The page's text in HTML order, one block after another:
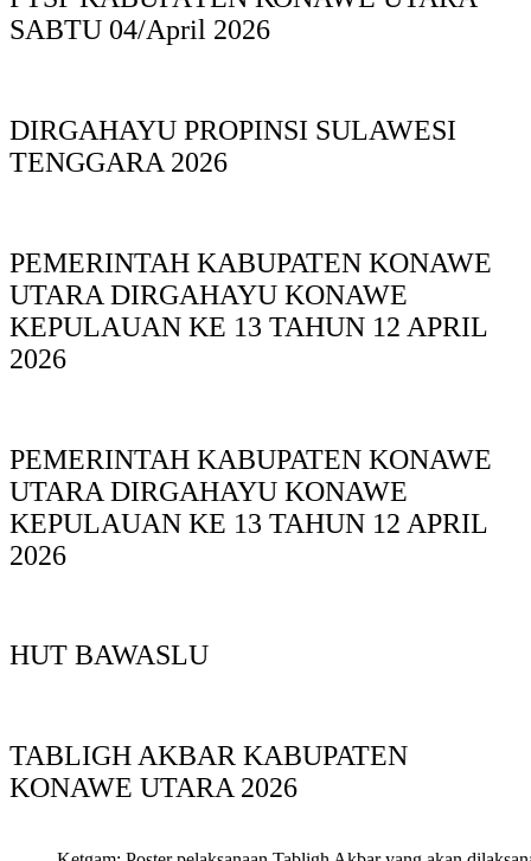
SABTU 04/April 2026
DIRGAHAYU PROPINSI SULAWESI
TENGGARA 2026
PEMERINTAH KABUPATEN KONAWE
UTARA DIRGAHAYU KONAWE
KEPULAUAN KE 13 TAHUN 12 APRIL
2026
PEMERINTAH KABUPATEN KONAWE
UTARA DIRGAHAYU KONAWE
KEPULAUAN KE 13 TAHUN 12 APRIL
2026
HUT BAWASLU
TABLIGH AKBAR KABUPATEN
KONAWE UTARA 2026